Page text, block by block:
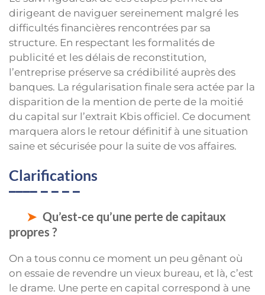
dirigeant de naviguer sereinement malgré les
difficultés financières rencontrées par sa
structure. En respectant les formalités de
publicité et les délais de reconstitution,
l’entreprise préserve sa crédibilité auprès des
banques. La régularisation finale sera actée par la
disparition de la mention de perte de la moitié
du capital sur l’extrait Kbis officiel. Ce document
marquera alors le retour définitif à une situation
saine et sécurisée pour la suite de vos affaires.
Clarifications
Qu’est-ce qu’une perte de capitaux
propres ?
On a tous connu ce moment un peu gênant où
on essaie de revendre un vieux bureau, et là, c’est
le drame. Une perte en capital correspond à une